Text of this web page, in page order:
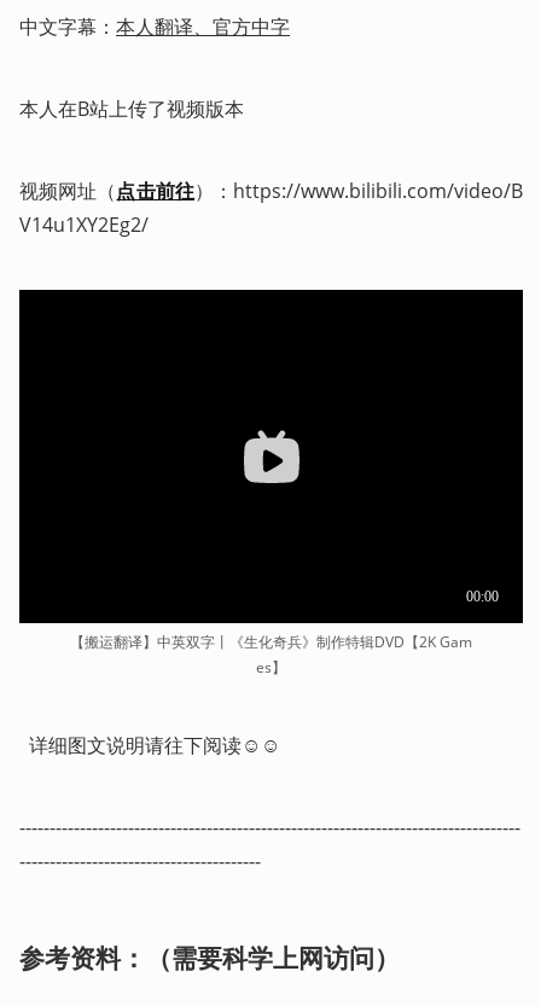
中文字幕： 本人翻译、官方中字
本人在B站上传了视频版本
视频网址（点击前往）：https://www.bilibili.com/video/B
V14u1XY2Eg2/
【搬运翻译】中英双字丨《生化奇兵》制作特辑DVD【2K Gam
es】
  详细图文说明请往下阅读☺☺
-----------------------------------------------------------------------------------
----------------------------------------
参考资料：（需要科学上网访问）